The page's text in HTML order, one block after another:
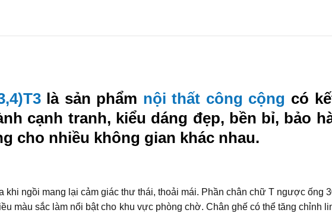
là sản phẩm nội thất công cộng có
cạnh tranh, kiểu dáng đẹp, bền bỉ, bảo
cho nhiều không gian khác nhau.
ngồi mang lại cảm giác thư thái, thoải mái. Phần chân chữ T ngược ống
màu sắc làm nổi bật cho khu vực phòng chờ. Chân ghế có thể tăng chỉnh